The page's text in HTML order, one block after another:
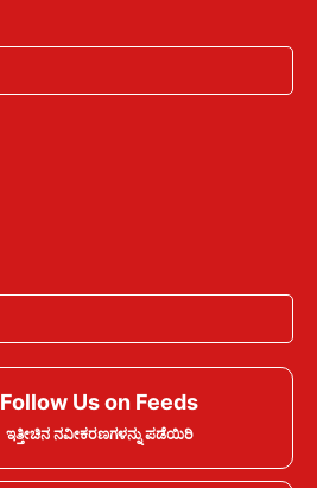
Follow Us on Feeds
ಇತ್ತೀಚಿನ ನವೀಕರಣಗಳನ್ನು ಪಡೆಯಿರಿ